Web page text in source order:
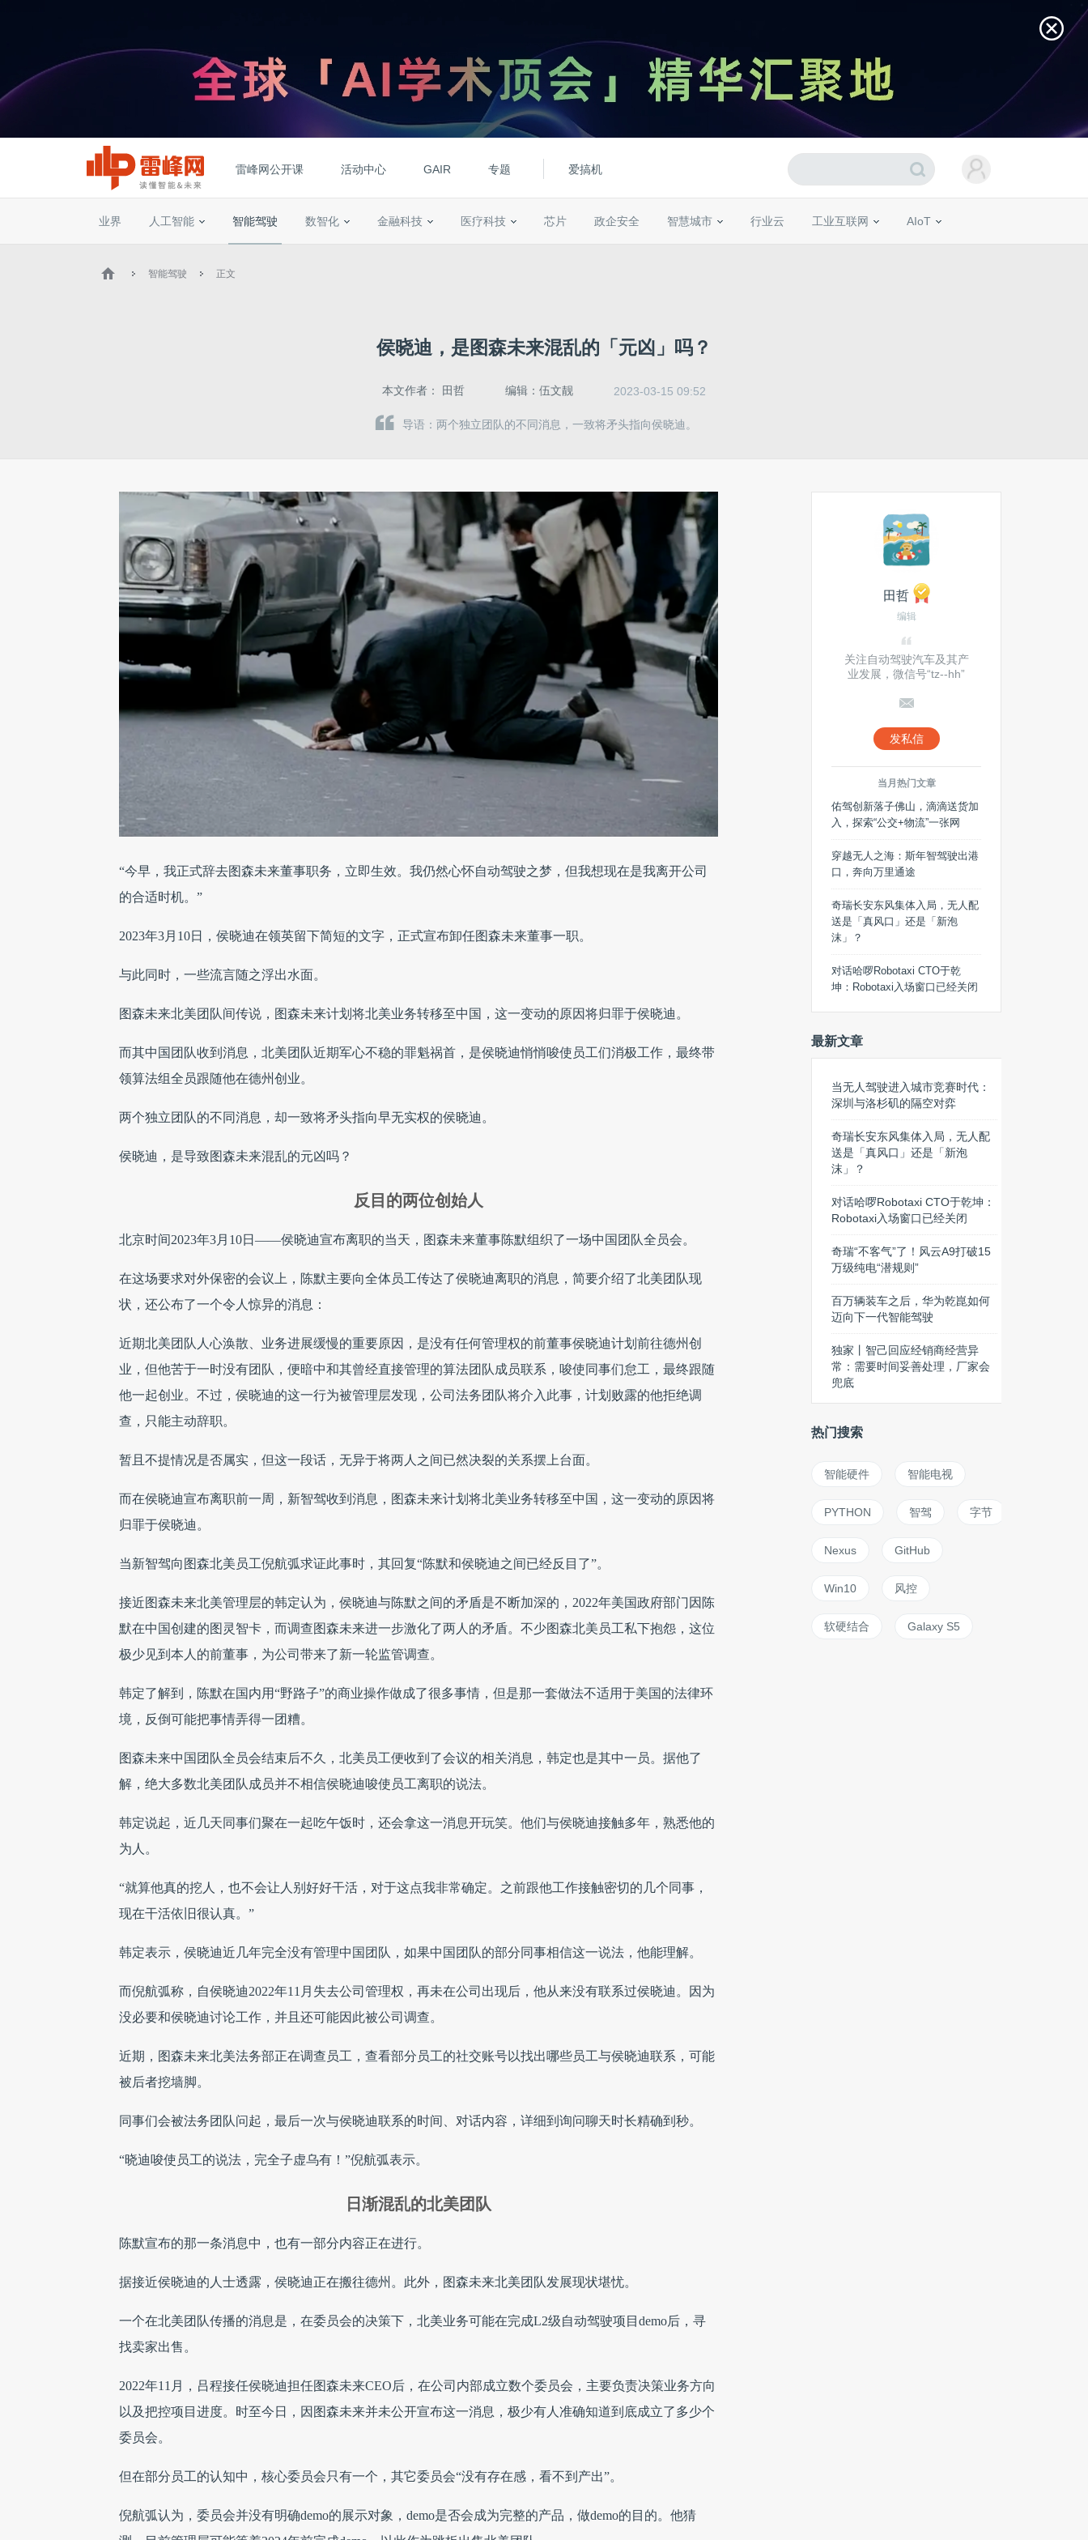
雷峰网公开课 活动中心 GAIR 专题 爱搞机
业界 人工智能 智能驾驶 数智化 金融科技 医疗科技 芯片 政企安全 智慧城市 行业云 工业互联网 AIoT
智能驾驶 正文
侯晓迪，是图森未来混乱的「元凶」吗？
本文作者： 田哲 编辑： 伍文靓 2023-03-15 09:52
导语：两个独立团队的不同消息，一致将矛头指向侯晓迪。
“今早，我正式辞去图森未来董事职务，立即生效。我仍然心怀自动驾驶之梦，但我想现在是我离开公司
的合适时机。”
2023年3月10日，侯晓迪在领英留下简短的文字，正式宣布卸任图森未来董事一职。
与此同时，一些流言随之浮出水面。
图森未来北美团队间传说，图森未来计划将北美业务转移至中国，这一变动的原因将归罪于侯晓迪。
而其中国团队收到消息，北美团队近期军心不稳的罪魁祸首，是侯晓迪悄悄唆使员工们消极工作，最终带
领算法组全员跟随他在德州创业。
两个独立团队的不同消息，却一致将矛头指向早无实权的侯晓迪。
侯晓迪，是导致图森未来混乱的元凶吗？
反目的两位创始人
北京时间2023年3月10日——侯晓迪宣布离职的当天，图森未来董事陈默组织了一场中国团队全员会。
在这场要求对外保密的会议上，陈默主要向全体员工传达了侯晓迪离职的消息，简要介绍了北美团队现
状，还公布了一个令人惊异的消息：
近期北美团队人心涣散、业务进展缓慢的重要原因，是没有任何管理权的前董事侯晓迪计划前往德州创
业，但他苦于一时没有团队，便暗中和其曾经直接管理的算法团队成员联系，唆使同事们怠工，最终跟随
他一起创业。不过，侯晓迪的这一行为被管理层发现，公司法务团队将介入此事，计划败露的他拒绝调
查，只能主动辞职。
暂且不提情况是否属实，但这一段话，无异于将两人之间已然决裂的关系摆上台面。
而在侯晓迪宣布离职前一周，新智驾收到消息，图森未来计划将北美业务转移至中国，这一变动的原因将
归罪于侯晓迪。
当新智驾向图森北美员工倪航弧求证此事时，其回复“陈默和侯晓迪之间已经反目了”。
接近图森未来北美管理层的韩定认为，侯晓迪与陈默之间的矛盾是不断加深的，2022年美国政府部门因陈
默在中国创建的图灵智卡，而调查图森未来进一步激化了两人的矛盾。不少图森北美员工私下抱怨，这位
极少见到本人的前董事，为公司带来了新一轮监管调查。
韩定了解到，陈默在国内用“野路子”的商业操作做成了很多事情，但是那一套做法不适用于美国的法律环
境，反倒可能把事情弄得一团糟。
图森未来中国团队全员会结束后不久，北美员工便收到了会议的相关消息，韩定也是其中一员。据他了
解，绝大多数北美团队成员并不相信侯晓迪唆使员工离职的说法。
韩定说起，近几天同事们聚在一起吃午饭时，还会拿这一消息开玩笑。他们与侯晓迪接触多年，熟悉他的
为人。
“就算他真的挖人，也不会让人别好好干活，对于这点我非常确定。之前跟他工作接触密切的几个同事，
现在干活依旧很认真。”
韩定表示，侯晓迪近几年完全没有管理中国团队，如果中国团队的部分同事相信这一说法，他能理解。
而倪航弧称，自侯晓迪2022年11月失去公司管理权，再未在公司出现后，他从来没有联系过侯晓迪。因为
没必要和侯晓迪讨论工作，并且还可能因此被公司调查。
近期，图森未来北美法务部正在调查员工，查看部分员工的社交账号以找出哪些员工与侯晓迪联系，可能
被后者挖墙脚。
同事们会被法务团队问起，最后一次与侯晓迪联系的时间、对话内容，详细到询问聊天时长精确到秒。
“晓迪唆使员工的说法，完全子虚乌有！”倪航弧表示。
日渐混乱的北美团队
陈默宣布的那一条消息中，也有一部分内容正在进行。
据接近侯晓迪的人士透露，侯晓迪正在搬往德州。此外，图森未来北美团队发展现状堪忧。
一个在北美团队传播的消息是，在委员会的决策下，北美业务可能在完成L2级自动驾驶项目demo后，寻
找卖家出售。
2022年11月，吕程接任侯晓迪担任图森未来CEO后，在公司内部成立数个委员会，主要负责决策业务方向
以及把控项目进度。时至今日，因图森未来并未公开宣布这一消息，极少有人准确知道到底成立了多少个
委员会。
但在部分员工的认知中，核心委员会只有一个，其它委员会“没有存在感，看不到产出”。
倪航弧认为，委员会并没有明确demo的展示对象，demo是否会成为完整的产品，做demo的目的。他猜
田哲
编辑
关注自动驾驶汽车及其产
业发展，微信号“tz--hh”
发私信
当月热门文章
佑驾创新落子佛山，滴滴送货加
入，探索“公交+物流”一张网
穿越无人之海：斯年智驾驶出港
口，奔向万里通途
奇瑞长安东风集体入局，无人配
送是「真风口」还是「新泡
沫」？
对话哈啰Robotaxi CTO于乾
坤：Robotaxi入场窗口已经关闭
最新文章
当无人驾驶进入城市竞赛时代：
深圳与洛杉矶的隔空对弈
奇瑞长安东风集体入局，无人配
送是「真风口」还是「新泡
沫」？
对话哈啰Robotaxi CTO于乾坤：
Robotaxi入场窗口已经关闭
奇瑞“不客气”了！风云A9打破15
万级纯电“潜规则”
百万辆装车之后，华为乾崑如何
迈向下一代智能驾驶
独家丨智己回应经销商经营异
常：需要时间妥善处理，厂家会
兜底
热门搜索
智能硬件 智能电视
PYTHON 智驾 字节
Nexus GitHub
Win10 风控
软硬结合 Galaxy S5